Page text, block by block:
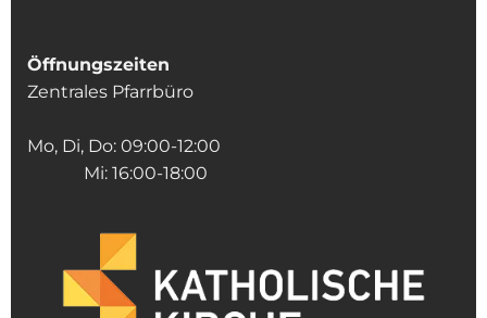
Öffnungszeiten
Zentrales Pfarrbüro
Mo, Di, Do: 09:00-12:00
Mi: 16:00-18:00